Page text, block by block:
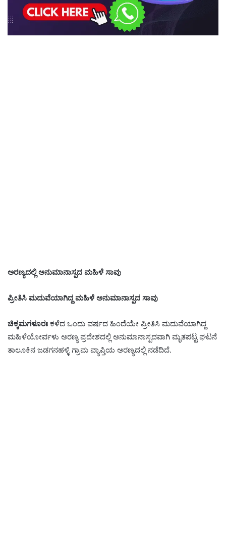
ಅರಣ್ಯದಲ್ಲಿ ಅನುಮಾನಾಸ್ಪದ ಮಹಿಳೆ ಸಾವು
ಪ್ರೀತಿಸಿ ಮದುವೆಯಾಗಿದ್ದ ಮಹಿಳೆ ಅನುಮಾನಾಸ್ಪದ ಸಾವು
ಚಿಕ್ಕಮಗಳೂರಃ ಕಳೆದ ಒಂದು ವರ್ಷದ ಹಿಂದೆಯೇ ಪ್ರೀತಿಸಿ ಮದುವೆಯಾಗಿದ್ದ
ಮಹಿಳೆಯೋರ್ವಳು ಅರಣ್ಯ ಪ್ರದೇಶದಲ್ಲಿ ಅನುಮಾನಾಸ್ಪದವಾಗಿ ಮೃತಪಟ್ಟ ಘಟನೆ
ತಾಲೂಕಿನ ಜಡಗನಹಳ್ಳಿ ಗ್ರಾಮ ವ್ಯಾಪ್ತಿಯ ಅರಣ್ಯದಲ್ಲಿ ನಡೆದಿದೆ.